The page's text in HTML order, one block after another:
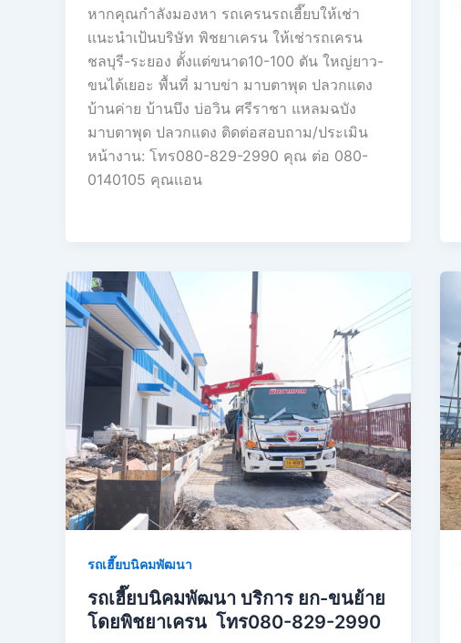
หากคุณกำลังมองหา รถเครนรถเฮี๊ยบให้เช่า
เเนะนำเป้นบริษัท พิชยาเครน ให้เช่ารถเครน
ชลบุรี-ระยอง ตั้งแต่ขนาด10-100 ตัน ใหญ่ยาว-
ขนได้เยอะ พื้นที่ มาบข่า มาบตาพุด ปลวกแดง
บ้านค่าย บ้านบึง บ่อวิน ศรีราชา แหลมฉบัง
มาบตาพุด ปลวกแดง ติดต่อสอบถาม/ประเมิน
หน้างาน: โทร080-829-2990 คุณ ต่อ 080-
0140105 คุณเเอน
รถเฮี๊ยบนิคมพัฒนา
รถเฮี๊ยบนิคมพัฒนา บริการ ยก-ขนย้าย
โดยพิชยาเครน โทร080-829-2990